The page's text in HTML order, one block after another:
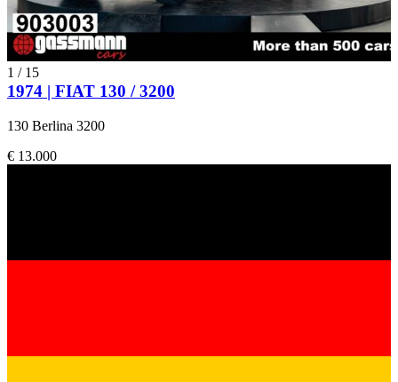
1 / 15
1974 | FIAT 130 / 3200
130 Berlina 3200
€ 13.000